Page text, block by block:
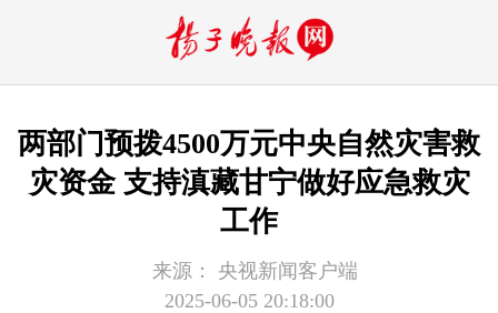
两部门预拨4500万元中央自然灾害救
灾资金 支持滇藏甘宁做好应急救灾
工作
来源：
央视新闻客户端
2025-06-05 20:18:00